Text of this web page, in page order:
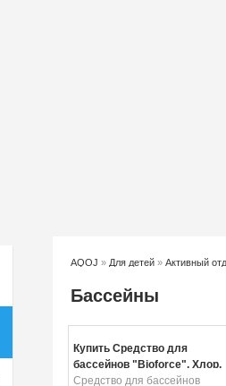
AQOJ » Для детей» Активный
Бассейны
Купить Средство для
бассейнов "Bioforce", Хлор,
1000 мл
Средство для бассейнов